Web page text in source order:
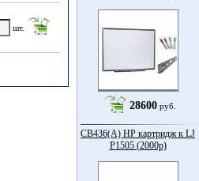
шт.
28600 руб.
CB436(A) HP картридж к LJ
P1505 (2000p)